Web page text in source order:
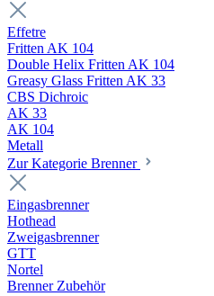
Effetre
Fritten AK 104
Double Helix Fritten AK 104
Greasy Glass Fritten AK 33
CBS Dichroic
AK 33
AK 104
Metall
Zur Kategorie Brenner
Eingasbrenner
Hothead
Zweigasbrenner
GTT
Nortel
Brenner Zubehör